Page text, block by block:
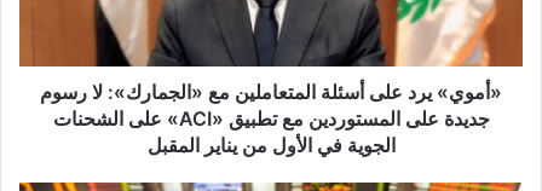
«الجمارك»:
رسوم
جديدة«أموي» يرد على أسئلة المتعاملين مع «الجمارك»: لا رسوم
جديدة على المستوردين مع تطبيق «ACI» على الشحنات
الجوية في الأول من يناير المقبل